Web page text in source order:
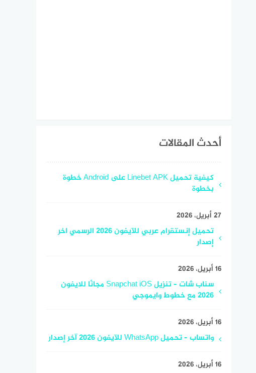
أحدث المقالات
كيفية تحميل Linebet APK على Android خطوة
بخطوة
27 أبريل، 2026
تحميل إنستقرام عربي للآيفون 2026 الرسمي اخر
إصدار
16 أبريل، 2026
سناب شات – تنزيل Snapchat iOS مجانًا للايفون
2026 مع خطوط وايموجي
16 أبريل، 2026
واتساب – تحميل WhatsApp للآيفون 2026 آخر إصدار
16 أبريل، 2026